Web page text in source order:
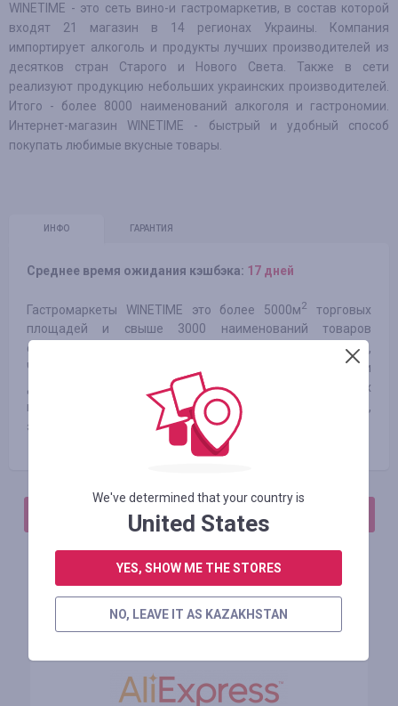
WINETIME - это сеть вино-и гастромаркетив, в состав которой
входят 21 магазин в 14 регионах Украины. Компания
импортирует алкоголь и продукты лучших производителей из
десятков стран Старого и Нового Света. Также в сети
реализуют продукцию небольших украинских производителей.
Итого - более 8000 наименований алкоголя и гастрономии.
Интернет-магазин WINETIME - быстрый и удобный способ
покупать любимые вкусные товары.
ИНФО ГАРАНТИЯ
Среднее время ожидания кэшбэка: 17 дней
Гастромаркеты WINETIME это более 5000м2торговых
площадей и свыше 3000 наименований товаров
собственного импорта из Италии, Испании, Франции,
Чили, Португалии, Германии, Шотландии, Австралии и
других стран. WINETIME наладил более 150 прямых
импортных контрактов с европейскими производителями,
эксклюзивно поставляя их продукты на рынок Украины.
АВТОРИЗИРУЙТЕСЬ, ЧТОБЫ ОСТАВИТЬ ОТЗЫВ
Похожие магазины
We've determined that your country is
United States
YES, SHOW ME THE STORES
NO, LEAVE IT AS KAZAKHSTAN